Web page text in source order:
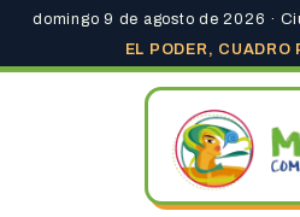
domingo 9 de agosto de 2026 ·
EL PODER, CUADRO